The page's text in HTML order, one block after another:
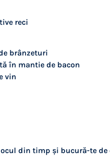
reci
brânzeturi
în mantie de bacon
vin
din timp și bucură-te de